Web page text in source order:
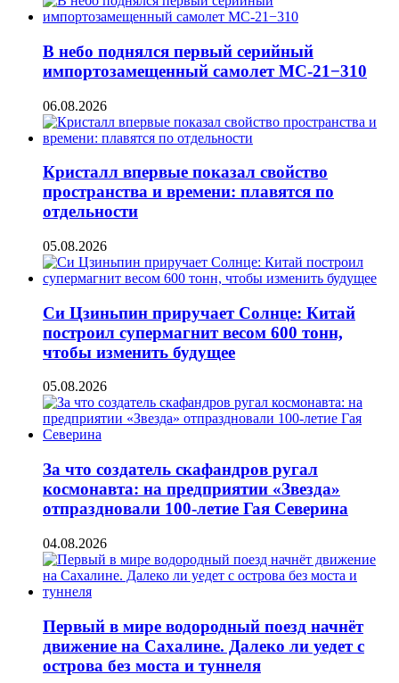
В небо поднялся первый серийный
импортозамещенный самолет МС-21−310
06.08.2026
Кристалл впервые показал свойство
пространства и времени: плавятся по
отдельности
05.08.2026
Си Цзиньпин приручает Солнце: Китай
построил супермагнит весом 600 тонн,
чтобы изменить будущее
05.08.2026
За что создатель скафандров ругал
космонавта: на предприятии «Звезда»
отпраздновали 100-летие Гая Северина
04.08.2026
Первый в мире водородный поезд начнёт
движение на Сахалине. Далеко ли уедет с
острова без моста и туннеля